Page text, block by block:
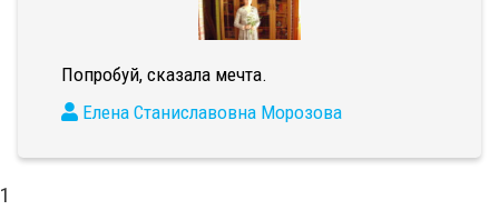
Попробуй, сказала мечта.
Елена Станиславовна Морозова
1